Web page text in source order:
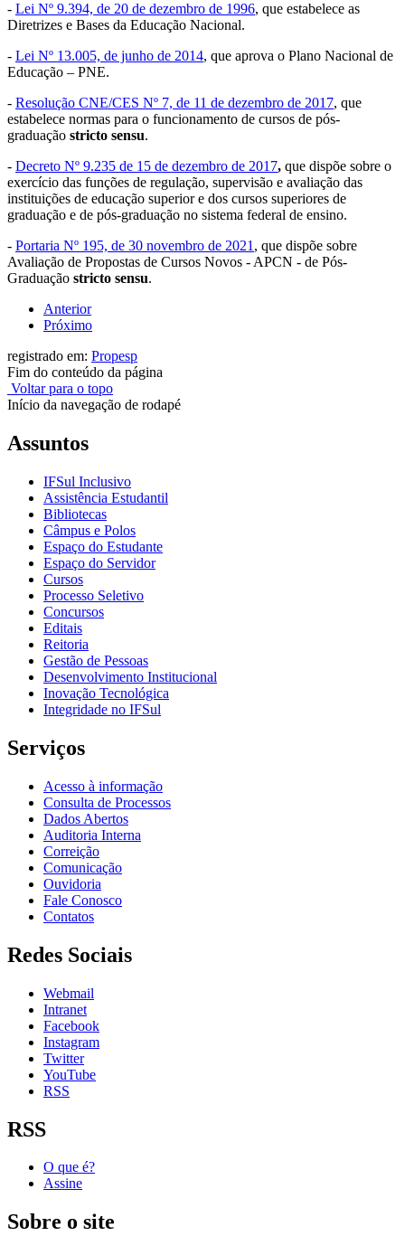
- Lei Nº 9.394, de 20 de dezembro de 1996, que estabelece as
Diretrizes e Bases da Educação Nacional.
- Lei Nº 13.005, de junho de 2014, que aprova o Plano Nacional de
Educação – PNE.
- Resolução CNE/CES Nº 7, de 11 de dezembro de 2017, que
estabelece normas para o funcionamento de cursos de pós-
graduação stricto sensu.
- Decreto Nº 9.235 de 15 de dezembro de 2017, que dispõe sobre o
exercício das funções de regulação, supervisão e avaliação das
instituições de educação superior e dos cursos superiores de
graduação e de pós-graduação no sistema federal de ensino.
- Portaria Nº 195, de 30 novembro de 2021 , que dispõe sobre
Avaliação de Propostas de Cursos Novos - APCN - de Pós-
Graduação stricto sensu.
Anterior
Próximo
registrado em: Propesp
Fim do conteúdo da página
Voltar para o topo
Início da navegação de rodapé
Assuntos
IFSul Inclusivo
Assistência Estudantil
Bibliotecas
Câmpus e Polos
Espaço do Estudante
Espaço do Servidor
Cursos
Processo Seletivo
Concursos
Editais
Reitoria
Gestão de Pessoas
Desenvolvimento Institucional
Inovação Tecnológica
Integridade no IFSul
Serviços
Acesso à informação
Consulta de Processos
Dados Abertos
Auditoria Interna
Correição
Comunicação
Ouvidoria
Fale Conosco
Contatos
Redes Sociais
Webmail
Intranet
Facebook
Instagram
Twitter
YouTube
RSS
RSS
O que é?
Assine
Sobre o site